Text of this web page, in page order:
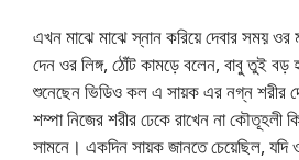
এখন মাঝে মাঝে স্নান করিয়ে দেবার সময় ওর
দেন ওর লিঙ্গ, ঠোঁট কামড়ে বলেন, বাবু তুই
শুনেছেন ভিডিও কল এ সায়ক এর নগ্ন শরীর
শম্পা নিজের শরীর ঢেকে রাখেন না
সামনে। একদিন সায়ক জানতে চেয়েছিল,